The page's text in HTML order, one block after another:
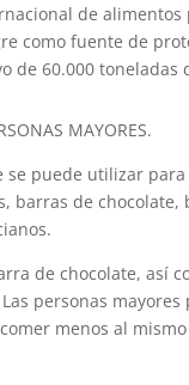
de
como fuente de
de 60.000 toneladas
MAYORES.
puede utilizar
barras de
de chocolate, así
personas
menos al